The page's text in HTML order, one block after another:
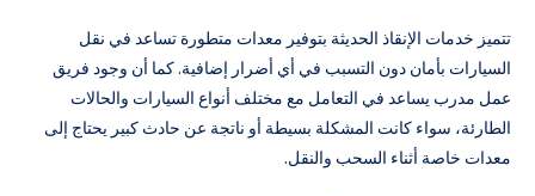
تتميز خدمات الإنقاذ الحديثة بتوفير معدات متطورة تساعد في نقل
السيارات بأمان دون التسبب في أي أضرار إضافية. كما أن وجود فريق
عمل مدرب يساعد في التعامل مع مختلف أنواع السيارات والحالات
الطارئة، سواء كانت المشكلة بسيطة أو ناتجة عن حادث كبير يحتاج إلى
معدات خاصة أثناء السحب والنقل.